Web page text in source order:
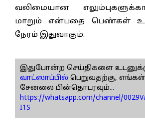
வலிமையான
மாறும் என்பதை பெண்கள்
நேரம் இதுவாகும்.
இதுபோன்ற செய்திகளை
வாட்ஸாப்பில் பெறுவதற்கு,
சேனலை பின்தொடரவும்...
https://whatsapp.com/channel/
I1S